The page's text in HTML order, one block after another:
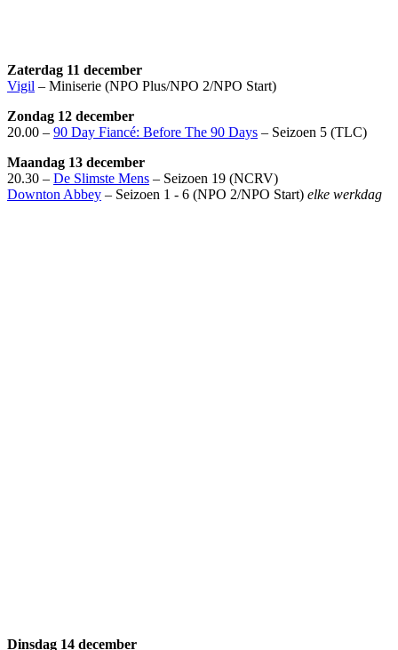
Zaterdag 11 december
Vigil – Miniserie (NPO Plus/NPO 2/NPO Start)
Zondag 12 december
20.00 – 90 Day Fiancé: Before The 90 Days – Seizoen 5 (TLC)
Maandag 13 december
20.30 – De Slimste Mens – Seizoen 19 (NCRV)
Downton Abbey – Seizoen 1 - 6 (NPO 2/NPO Start) elke werkdag
Dinsdag 14 december